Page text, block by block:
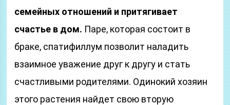
семейных отношений и притягивает
счастье в дом. Паре, которая состоит в
браке, спатифиллум позволит наладить
взаимное уважение друг к другу и стать
счастливыми родителями. Одинокий хозяин
этого растения найдет свою вторую